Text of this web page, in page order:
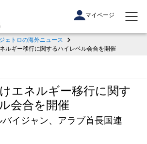
マイページ
ェトロの海外ニュース
ルギー移行に関するハイレベル会合を開催
エネルギー移行に関す
会合を開催
バイジャン、アラブ首長国連